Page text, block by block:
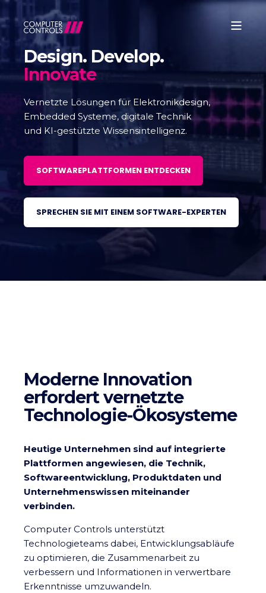
Design. Develop.
Innovate
Vernetzte Lösungen für Elektronikdesign,
Embedded Systeme, digitale Technik
und KI-gestützte Wissensintelligenz.
SOFTWAREPLATTFORMEN ENTDECKEN
SPRECHEN SIE MIT EINEM SOFTWARE-EXPERTEN
Moderne Innovation
erfordert vernetzte
Technologie-Ökosysteme
Heutige Unternehmen sind auf integrierte
Plattformen angewiesen, die Technik,
Softwareentwicklung, Produktdaten und
Unternehmenswissen miteinander
verbinden.
Computer Controls unterstützt
Technologieteams dabei, Entwicklungsabläufe
zu optimieren, die Zusammenarbeit zu
verbessern und Informationen in verwertbare
Erkenntnisse umzuwandeln.